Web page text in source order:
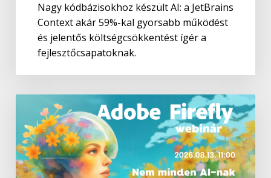
Nagy kódbázisokhoz készült AI: a JetBrains
Context akár 59%-kal gyorsabb működést
és jelentős költségcsökkentést ígér a
fejlesztőcsapatoknak.